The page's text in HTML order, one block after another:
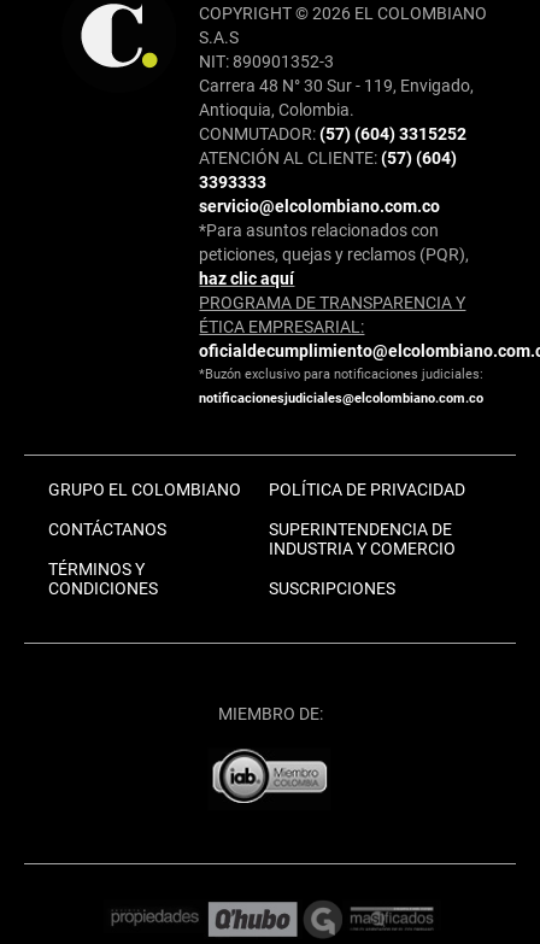
COPYRIGHT © 2026 EL COLOMBIANO
S.A.S
NIT: 890901352-3
Carrera 48 N° 30 Sur - 119, Envigado,
Antioquia, Colombia.
CONMUTADOR:(57) (604) 3315252
ATENCIÓN AL CLIENTE:(57) (604)
3393333
servicio@elcolombiano.com.co
*Para asuntos relacionados con
peticiones, quejas y reclamos (PQR),
haz clic aquí
PROGRAMA DE TRANSPARENCIA Y
ÉTICA EMPRESARIAL:
*Buzón exclusivo para notificaciones judiciales:
notificacionesjudiciales@elcolombiano.com.co
GRUPO EL COLOMBIANO
CONTÁCTANOS
TÉRMINOS Y
CONDICIONES
POLÍTICA DE PRIVACIDAD
SUPERINTENDENCIA DE
INDUSTRIA Y COMERCIO
SUSCRIPCIONES
MIEMBRO DE: